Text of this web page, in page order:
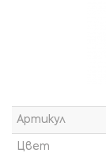
Артикул
Цвет